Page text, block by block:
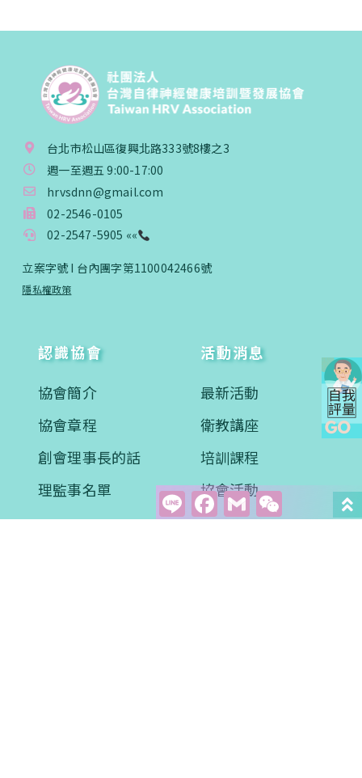
台北市松山區復興北路333號8樓之3
週一至週五 9:00-17:00
hrvsdnn@gmail.com
02-2546-0105
02-2547-5905 ««
立案字號 I 台內團字第1100042466號
隱私權政策
認識協會
協會簡介
協會章程
創會理事長的話
理監事名單
活動消息
最新活動
衛教講座
培訓課程
協會活動
LineFacebook
Gmail